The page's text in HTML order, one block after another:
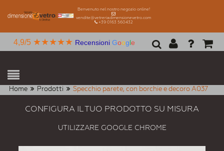
Benvenuto nel nostro negozio online!
vendite@vetreriadimensionevetro.com
+39 0163 560432
4,9/5 ★★★★★ Recensioni Google
Home Prodotti Specchio parete, con borchie e decoro A037
CONFIGURA IL TUO PRODOTTO SU MISURA
UTILIZZARE GOOGLE CHROME